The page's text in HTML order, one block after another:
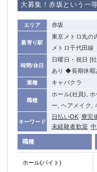
大募集！赤坂という一
エリア 赤坂
最寄り駅
東京メトロ丸の
メトロ千代田線
時間/休日
日曜日・祝日 [
あり ◆長期休暇
業種 キャバクラ
職種
ホール(社員),
ー, ヘアメイク,
キーワード
日払いOK 寮完
未経験者歓迎
職種
ホール(バイト)
立川（南口）
中野
府中
ひばりヶ丘（北口）
吉祥寺（南口／公園口）
自由が丘
四谷
下北沢・経堂
成増駅徒歩3分の好立地
三軒茶屋（南口）
①歌舞伎町 ②新宿 ③
①銀座 ②新橋
蒲田(西口)